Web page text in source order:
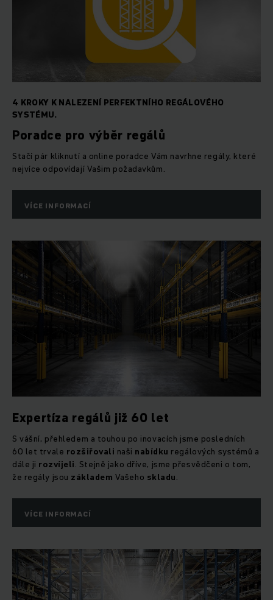
4 KROKY K NALEZENÍ PERFEKTNÍHO REGÁLOVÉHO
SYSTÉMU.
Poradce pro výběr regálů
Stačí pár kliknutí a online poradce Vám navrhne regály, které
nejvíce odpovídají Vašim požadavkům.
VÍCE INFORMACÍ
Expertíza regálů již 60 let
S vášní, přehledem a touhou po inovacích jsme posledních
60 let trvale rozšiřovali naši nabídku regálových systémů a
dále ji rozvíjeli. Stejně jako dříve, jsme přesvědčeni o tom,
že regály jsou základem Vašeho skladu.
VÍCE INFORMACÍ